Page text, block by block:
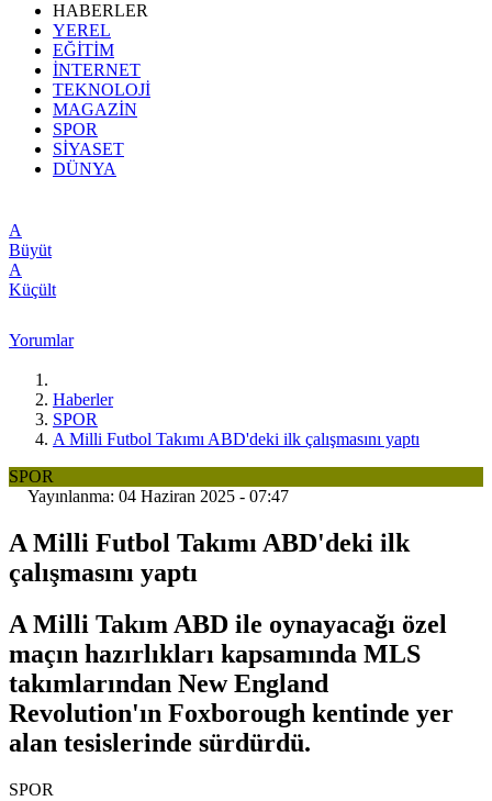
HABERLER
YEREL
EĞİTİM
İNTERNET
TEKNOLOJİ
MAGAZİN
SPOR
SİYASET
DÜNYA
A
Büyüt
A
Küçült
Yorumlar
Haberler
SPOR
A Milli Futbol Takımı ABD'deki ilk çalışmasını yaptı
SPOR
Yayınlanma: 04 Haziran 2025 - 07:47
A Milli Futbol Takımı ABD'deki ilk
çalışmasını yaptı
A Milli Takım ABD ile oynayacağı özel
maçın hazırlıkları kapsamında MLS
takımlarından New England
Revolution'ın Foxborough kentinde yer
alan tesislerinde sürdürdü.
SPOR